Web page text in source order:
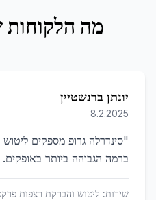
מה הלקוחות
יונתן ברנשטיין
8.2.2025
"סינדרלה גרופ מספקים
ברמה הגבוהה ביותר באופקים.
שירות: ליטוש והברקת רצפות